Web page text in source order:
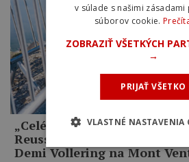
„Celé mi to pripadalo
Reusser priznala zbytočné
Demi Vollering na Mont
v súlade s našimi zásadami
súborov cookie.
ZOBRAZIŤ VŠETKÝCH
→
PRIJAŤ VŠETKO
VLASTNÉ NASTAVENIA